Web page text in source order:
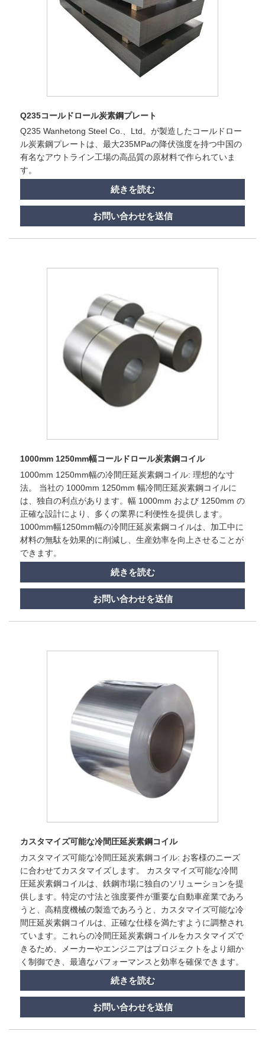
Q235コールドロール炭素鋼プレート
Q235 Wanhetong Steel Co.、Ltd。が製造したコールドロー
ル炭素鋼プレートは、最大235MPaの降伏強度を持つ中国の
有名なアウトライン工場の高品質の原材料で作られていま
す。
続きを読む
お問い合わせを送信
1000mm 1250mm幅コールドロール炭素鋼コイル
1000mm 1250mm幅の冷間圧延炭素鋼コイル: 理想的な寸
法。 当社の 1000mm 1250mm 幅冷間圧延炭素鋼コイルに
は、独自の利点があります。幅 1000mm および 1250mm の
正確な設計により、多くの業界に利便性を提供します。
1000mm幅1250mm幅の冷間圧延炭素鋼コイルは、加工中に
材料の無駄を効果的に削減し、生産効率を向上させることが
できます。
続きを読む
お問い合わせを送信
カスタマイズ可能な冷間圧延炭素鋼コイル
カスタマイズ可能な冷間圧延炭素鋼コイル: お客様のニーズ
に合わせてカスタマイズします。 カスタマイズ可能な冷間
圧延炭素鋼コイルは、鉄鋼市場に独自のソリューションを提
供します。特定の寸法と強度要件が重要な自動車産業であろ
うと、高精度機械の製造であろうと、カスタマイズ可能な冷
間圧延炭素鋼コイルは、正確な仕様を満たすように調整され
ています。これらの冷間圧延炭素鋼コイルをカスタマイズで
きるため、メーカーやエンジニアはプロジェクトをより細か
く制御でき、最適なパフォーマンスと効率を確保できます。
続きを読む
お問い合わせを送信